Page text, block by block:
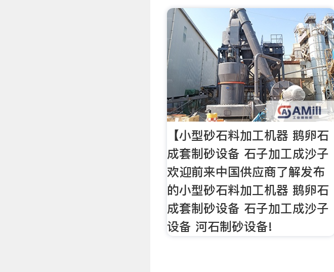
【小型砂石料加工机器 鹅卵石
成套制砂设备 石子加工成沙子
欢迎前来中国供应商了解发布
的小型砂石料加工机器 鹅卵石
成套制砂设备 石子加工成沙子
设备 河石制砂设备!